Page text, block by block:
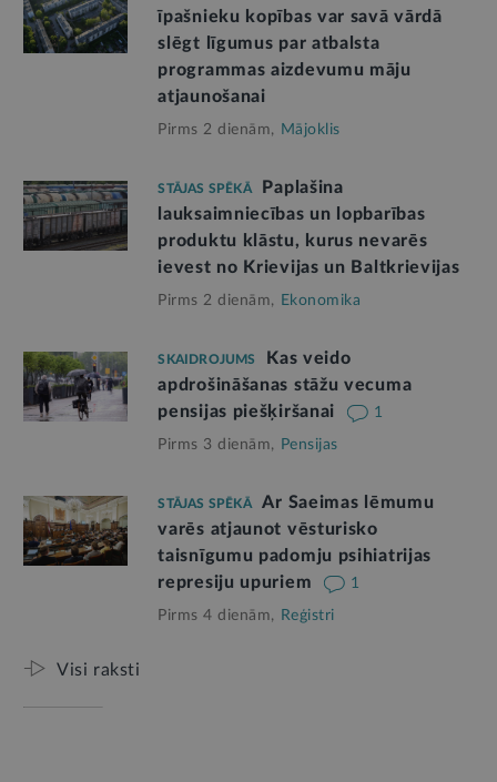
īpašnieku kopības var savā vārdā
slēgt līgumus par atbalsta
programmas aizdevumu māju
atjaunošanai
Pirms 2 dienām, Mājoklis
STĀJAS SPĒKĀ
Paplašina
lauksaimniecības un lopbarības
produktu klāstu, kurus nevarēs
ievest no Krievijas un Baltkrievijas
Pirms 2 dienām, Ekonomika
SKAIDROJUMS
Kas veido
apdrošināšanas stāžu vecuma
pensijas piešķiršanai
1
Pirms 3 dienām, Pensijas
STĀJAS SPĒKĀ
Ar Saeimas lēmumu
varēs atjaunot vēsturisko
taisnīgumu padomju psihiatrijas
represiju upuriem
1
Pirms 4 dienām, Reģistri
Visi raksti